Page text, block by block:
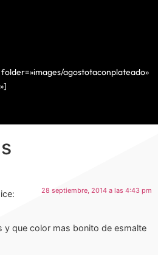
agostotaconplateado»
28 septiembre, 2014 a las 4:43 pm
y que color mas bonito de esmalte